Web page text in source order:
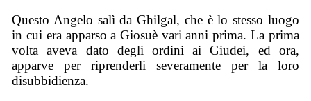
Questo Angelo salì da Ghilgal, che è lo stesso luogo
in cui era apparso a Giosuè vari anni prima. La prima
volta aveva dato degli ordini ai Giudei, ed ora,
apparve per riprenderli severamente per la loro
disubbidienza.